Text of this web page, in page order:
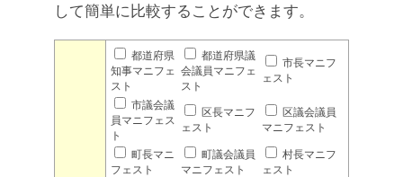
して簡単に比較することができます。
都道府県
知事マニフェ
スト
都道府県議
会議員マニフェ
スト
市長マニフ
ェスト
市議会議
員マニフェス
ト
区長マニフ
ェスト
区議会議員
マニフェスト
町長マニ
フェスト
町議会議員
マニフェスト
村長マニフ
ェスト